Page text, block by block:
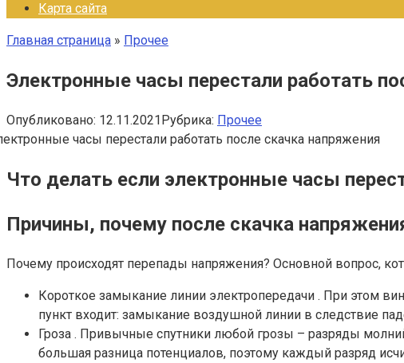
Карта сайта
Главная страница » Прочее
Электронные часы перестали работать
Опубликовано: 12.11.2021Рубрика: Прочее
Что делать если электронные часы
Причины, почему после скачка
Почему происходят перепады напряжения? Основной вопрос,
Короткое замыкание линии электропередачи . При этом
пункт входит: замыкание воздушной линии в следствие
Гроза . Привычные спутники любой грозы – разряды
большая разница потенциалов, поэтому каждый разряд